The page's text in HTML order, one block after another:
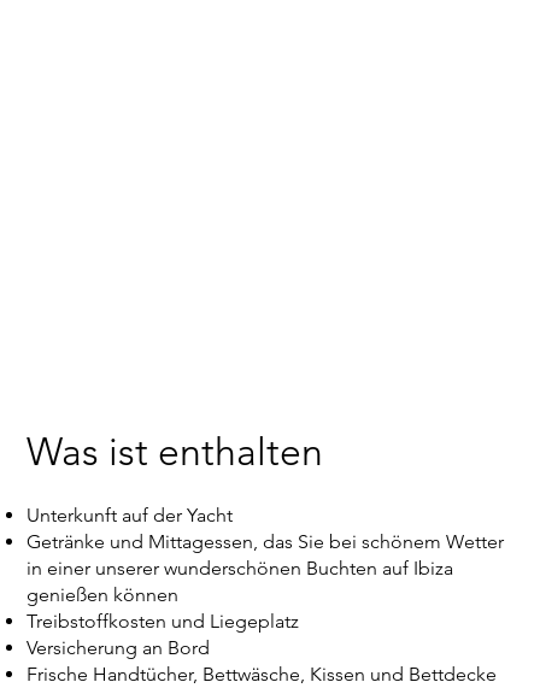
Was ist enthalten
Unterkunft auf der Yacht
Getränke und Mittagessen, das Sie bei schönem Wetter
in einer unserer wunderschönen Buchten auf Ibiza
genießen können
Treibstoffkosten und Liegeplatz
Versicherung an Bord
Frische Handtücher, Bettwäsche, Kissen und Bettdecke